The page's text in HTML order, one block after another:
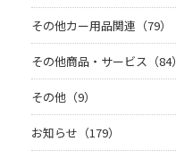
その他カー用品関連（79）
その他商品・サービス（84）
その他（9）
お知らせ（179）